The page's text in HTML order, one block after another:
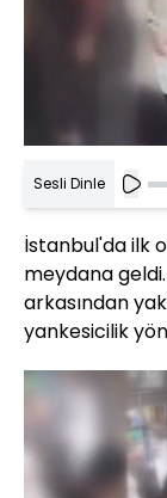
Sesli Dinle
İstanbul'da ilk
meydana
arkasından
yankesicilik